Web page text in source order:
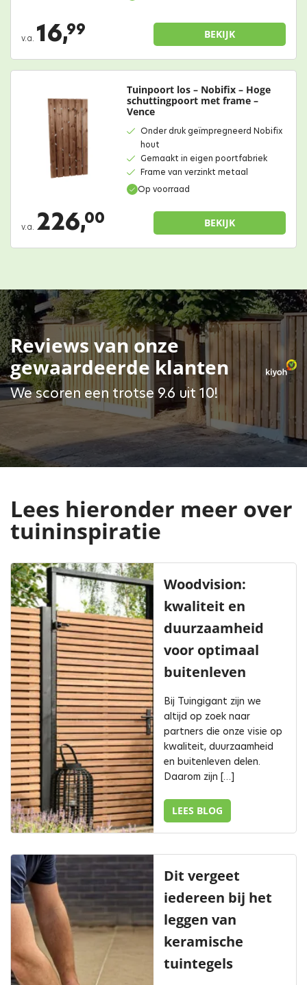
v.a. 16,99 BEKIJK
Op voorraad
Tuinpoort los – Nobifix – Hoge
schuttingpoort met frame –
Vence
Onder druk geïmpregneerd Nobifix
hout
Gemaakt in eigen poortfabriek
Frame van verzinkt metaal
v.a. 226,00 BEKIJK
Reviews van onze
gewaardeerde klanten
We scoren een trotse 9.6 uit 10!
Lees hieronder meer over
tuininspiratie
Woodvision:
kwaliteit en
duurzaamheid
voor optimaal
buitenleven
Bij Tuingigant zijn we
altijd op zoek naar
partners die onze visie op
kwaliteit, duurzaamheid
en buitenleven delen.
Daarom zijn […]
LEES BLOG
Dit vergeet
iedereen bij het
leggen van
keramische
tuintegels